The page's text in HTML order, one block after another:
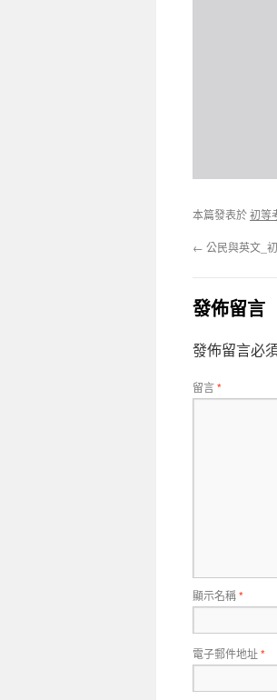
本篇發表於初等
← 公民與英文_
發佈留言
發佈留言必
留言*
顯示名稱*
電子郵件地址*